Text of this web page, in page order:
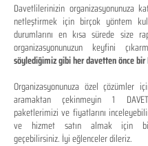
Davetlilerinizin organizasyonunuza
netleştirmek için birçok yöntem
durumlarını en kısa sürede size
organizasyonunuzun keyfini
söylediğimiz gibi her davetten önce bir
Organizasyonunuza özel çözümler
aramaktan çekinmeyin 1
paketlerimizi ve fiyatlarını
ve hizmet satın almak için
geçebilirsiniz. İyi eğlenceler dileriz.